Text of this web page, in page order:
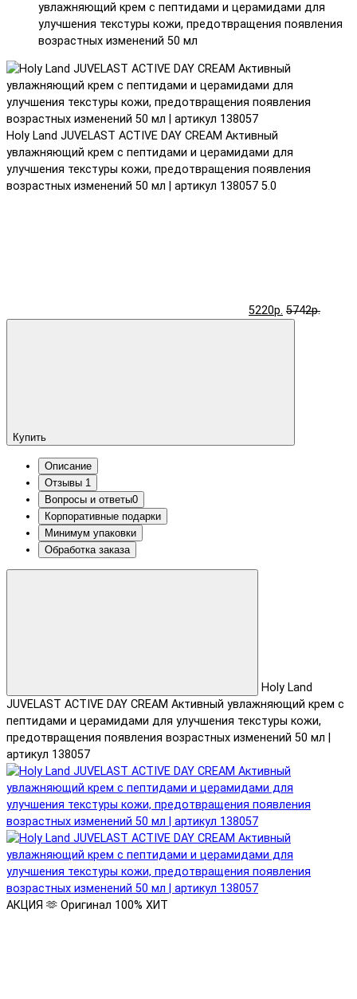
увлажняющий крем с пептидами и церамидами для
улучшения текстуры кожи, предотвращения появления
возрастных изменений 50 мл
Holy Land JUVELAST ACTIVE DAY CREAM Активный
увлажняющий крем с пептидами и церамидами для
улучшения текстуры кожи, предотвращения появления
возрастных изменений 50 мл | артикул 138057 5.0
5220р. 5742р.
Купить
Описание
Отзывы 1
Вопросы и ответы0
Корпоративные подарки
Минимум упаковки
Обработка заказа
Holy Land
JUVELAST ACTIVE DAY CREAM Активный увлажняющий крем с
пептидами и церамидами для улучшения текстуры кожи,
предотвращения появления возрастных изменений 50 мл |
артикул 138057
АКЦИЯ 🫶 Оригинал 100% ХИТ